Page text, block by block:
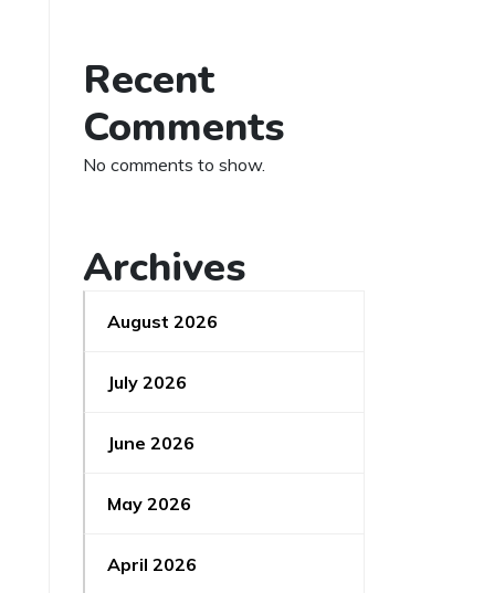
Recent
Comments
No comments to show.
Archives
August 2026
July 2026
June 2026
May 2026
April 2026